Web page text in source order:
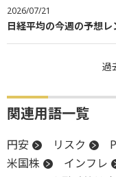
2026/07/21
日経平均の今週の予想
過
関連用語一覧
円安 リスク
米国株
インフレ